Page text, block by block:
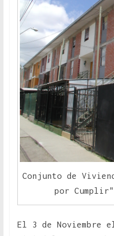
Conjunto de
por
El 3 de Noviembre